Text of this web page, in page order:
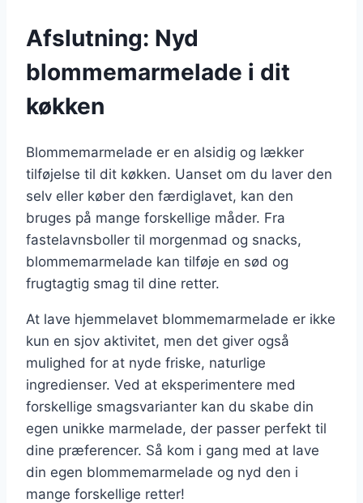
Afslutning: Nyd
blommemarmelade i dit
køkken
Blommemarmelade er en alsidig og lækker
tilføjelse til dit køkken. Uanset om du laver den
selv eller køber den færdiglavet, kan den
bruges på mange forskellige måder. Fra
fastelavnsboller til morgenmad og snacks,
blommemarmelade kan tilføje en sød og
frugtagtig smag til dine retter.
At lave hjemmelavet blommemarmelade er ikke
kun en sjov aktivitet, men det giver også
mulighed for at nyde friske, naturlige
ingredienser. Ved at eksperimentere med
forskellige smagsvarianter kan du skabe din
egen unikke marmelade, der passer perfekt til
dine præferencer. Så kom i gang med at lave
din egen blommemarmelade og nyd den i
mange forskellige retter!